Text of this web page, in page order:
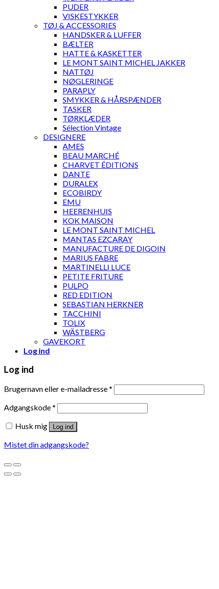
PUDER
VISKESTYKKER
TØJ & ACCESSORIES
HANDSKER & LUFFER
BÆLTER
HATTE & KASKETTER
LE MONT SAINT MICHEL JAKKER
NATTØJ
NØGLERINGE
PARAPLY
SMYKKER & HÅRSPÆNDER
TASKER
TØRKLÆDER
Sélection Vintage
DESIGNERE
AMES
BEAU MARCHÉ
CHARVET ÉDITIONS
DANTE
DURALEX
ECOBIRDY
EMU
HEERENHUIS
KOK MAISON
LE MONT SAINT MICHEL
MANTAS EZCARAY
MANUFACTURE DE DIGOIN
MARIUS FABRE
MARTINELLI LUCE
PETITE FRITURE
PULPO
RED EDITION
SEBASTIAN HERKNER
TACCHINI
TOLIX
WÄSTBERG
GAVEKORT
Log ind
Log ind
Brugernavn eller e-mailadresse*
Adgangskode*
Husk mig
Log ind
Mistet din adgangskode?